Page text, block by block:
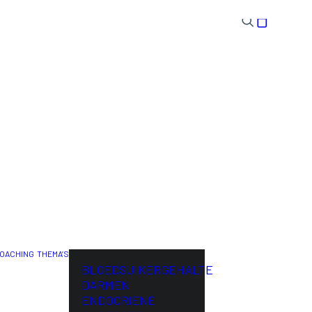
THEMA’S
BLOEDSUIKERGEHALTE
DARMEN
ENDOCRIENE